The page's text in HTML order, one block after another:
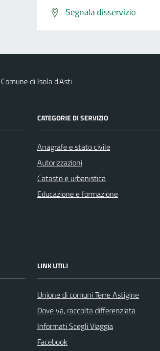
Segnala disservizio
Comune di Isola d'Asti
CATEGORIE DI SERVIZIO
Anagrafe e stato civile
Autorizzazioni
Catasto e urbanistica
Educazione e formazione
LINK UTILI
Unione di comuni Terre Astigine
Dove va, raccolta differenziata
Informati Scegli Viaggia
Facebook